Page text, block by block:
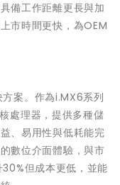
備工作距離更長與加
市時間更快，為OEM
案。作為i.MX6系列
處理器，提供多種儲
、易用性與低耗能完
數位介面體驗，與市
但成本更低，並能